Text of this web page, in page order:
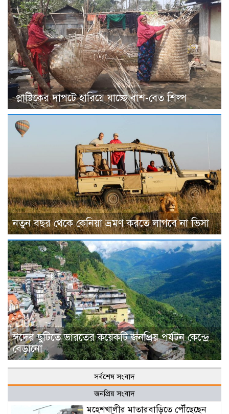
প্লাষ্টিকের দাপটে হারিয়ে যাচ্ছে বাঁশ-বেত শিল্প
নতুন বছর থেকে কেনিয়া ভ্রমণ করতে লাগবে না ভিসা
ঈদের ছুটিতে ভারতের কয়েকটি জনপ্রিয় পর্যটন কেন্দ্রে
বেড়ানো
সর্বশেষ সংবাদ
জনপ্রিয় সংবাদ
মহেশখালীর মাতারবাড়িতে পৌঁছেছেন